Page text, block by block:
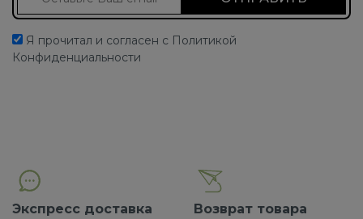
Я прочитал и согласен с Политикой
Конфиденциальности
Экспресс доставка Возврат товара